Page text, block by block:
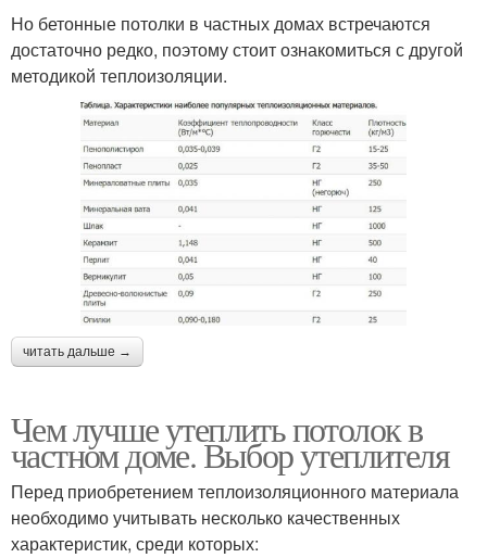
Но бетонные потолки в частных домах встречаются
достаточно редко, поэтому стоит ознакомиться с другой
методикой теплоизоляции.
читать дальше →
Чем лучше утеплить потолок в
частном доме. Выбор утеплителя
Перед приобретением теплоизоляционного материала
необходимо учитывать несколько качественных
характеристик, среди которых: